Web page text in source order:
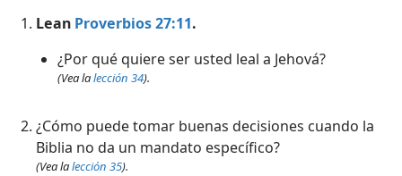
la Biblia
Lean Proverbios 27:11.
¿Por qué quiere ser usted leal a Jehová?
(Vea lalección 34).
¿Cómo puede tomar buenas decisiones cuando la
Biblia no da un mandato específico?
(Vea lalección 35).